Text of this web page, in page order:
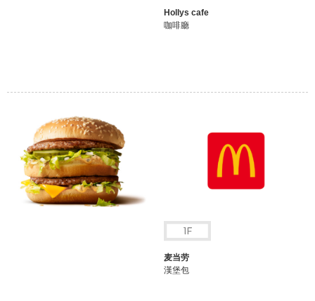
Hollys cafe
咖啡廳
麦当劳
漢堡包